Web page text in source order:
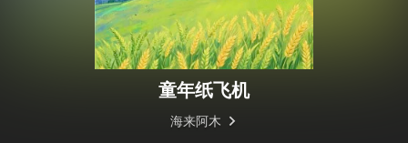
童年纸飞机
海来阿木